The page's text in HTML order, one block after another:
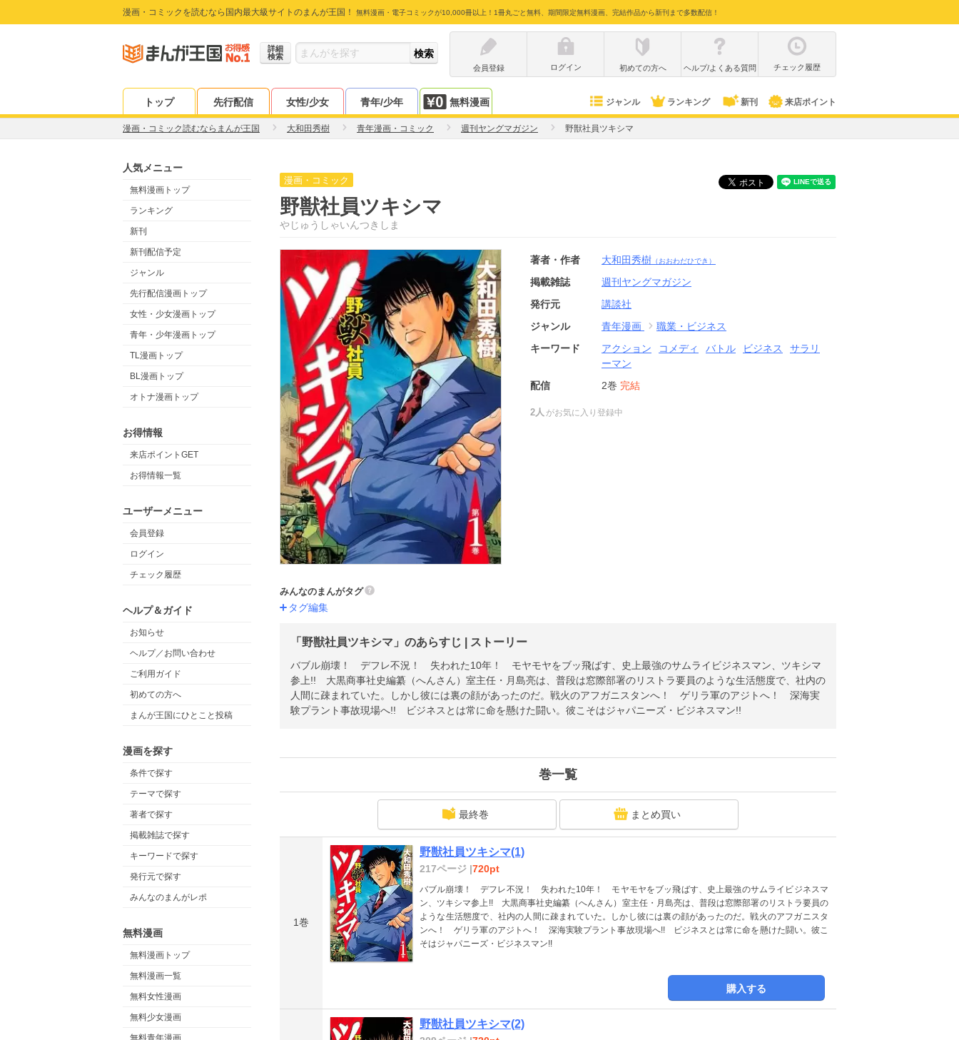
漫画・コミックを読むなら国内最大級サイトのまんが王国！ 無料漫画・電子コミックが10,000冊以上！1冊丸ごと無料、期間限定無料漫画、完結作品から新刊まで多数配信！
詳細
検索
会員登録
ログイン 初めての方へ ヘルプ/よくある質問 チェック履歴
トップ 先行配信 女性/少女 青年/少年 無料漫画 ジャンル ランキング 新刊 来店ポイント
漫画・コミック読むならまんが王国 大和田秀樹 青年漫画・コミック 週刊ヤングマガジン 野獣社員ツキシマ
人気メニュー
無料漫画トップ
ランキング
新刊
新刊配信予定
ジャンル
先行配信漫画トップ
女性・少女漫画トップ
青年・少年漫画トップ
TL漫画トップ
BL漫画トップ
オトナ漫画トップ
お得情報
来店ポイントGET
お得情報一覧
ユーザーメニュー
会員登録
ログイン
チェック履歴
ヘルプ＆ガイド
お知らせ
ヘルプ／お問い合わせ
ご利用ガイド
初めての方へ
まんが王国にひとこと投稿
漫画を探す
条件で探す
テーマで探す
著者で探す
掲載雑誌で探す
キーワードで探す
発行元で探す
みんなのまんがレポ
無料漫画
無料漫画トップ
無料漫画一覧
無料女性漫画
無料少女漫画
無料青年漫画
漫画・コミック
野獣社員ツキシマ
やじゅうしゃいんつきしま
著者・作者 大和田秀樹 （おおわだひでき）
掲載雑誌
週刊ヤングマガジン
発行元
講談社
ジャンル
青年漫画
職業・ビジネス
キーワード
アクション コメディ バトル ビジネス
サラリ
ーマン
配信
2巻 完結
2人 がお気に入り登録中
みんなのまんがタグ
タグ編集
「野獣社員ツキシマ」のあらすじ | ストーリー
バブル崩壊！ デフレ不況！ 失われた10年！ モヤモヤをブッ飛ばす、史上最強のサムライビジネスマン、ツキシマ
参上!! 大黒商事社史編纂（へんさん）室主任・月島亮は、普段は窓際部署のリストラ要員のような生活態度で、社内の
人間に疎まれていた。しかし彼には裏の顔があったのだ。戦火のアフガニスタンへ！ ゲリラ軍のアジトへ！ 深海実
験プラント事故現場へ!! ビジネスとは常に命を懸けた闘い。彼こそはジャパニーズ・ビジネスマン!!
巻一覧
最終巻 まとめ買い
1巻
野獣社員ツキシマ(1)
217ページ |720pt
バブル崩壊！ デフレ不況！ 失われた10年！ モヤモヤをブッ飛ばす、史上最強のサムライビジネスマ
ン、ツキシマ参上!! 大黒商事社史編纂（へんさん）室主任・月島亮は、普段は窓際部署のリストラ要員の
ような生活態度で、社内の人間に疎まれていた。しかし彼には裏の顔があったのだ。戦火のアフガニスタ
ンへ！ ゲリラ軍のアジトへ！ 深海実験プラント事故現場へ!! ビジネスとは常に命を懸けた闘い。彼こ
そはジャパニーズ・ビジネスマン!!
購入する
野獣社員ツキシマ(2)